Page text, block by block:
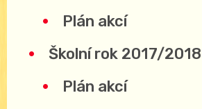
Plán akcí
Školní rok 2017/2018
Plán akcí